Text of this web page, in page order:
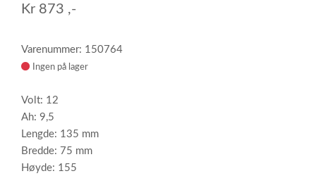
Kr 873 ,-
Varenummer: 150764
Ingen på lager
Volt: 12
Ah: 9,5
Lengde: 135 mm
Bredde: 75 mm
Høyde: 155